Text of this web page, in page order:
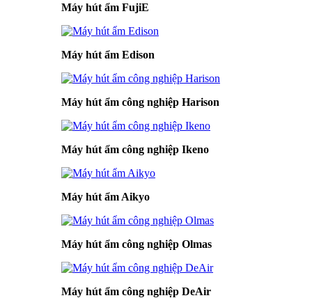
Máy hút ẩm FujiE
Máy hút ẩm Edison
Máy hút ẩm công nghiệp Harison
Máy hút ẩm công nghiệp Ikeno
Máy hút ẩm Aikyo
Máy hút ẩm công nghiệp Olmas
Máy hút ẩm công nghiệp DeAir